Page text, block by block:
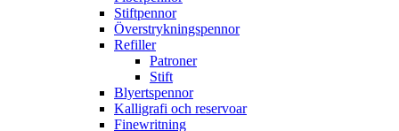
Stiftpennor
Överstrykningspennor
Refiller
Patroner
Stift
Blyertspennor
Kalligrafi och reservoar
Finewritning